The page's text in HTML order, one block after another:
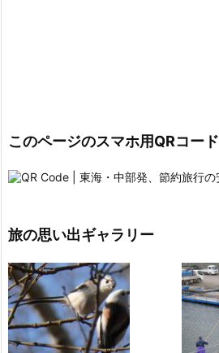
このページのスマホ用QRコード
旅の思い出ギャラリー